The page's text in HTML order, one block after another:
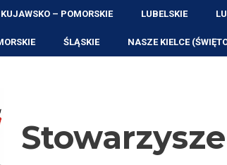
KUJAWSKO – POMORSKIE LUBELSKIE
ŚLĄSKIE NASZE KIELCE